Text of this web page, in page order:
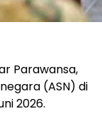
Parawansa,
(ASN) di
2026.